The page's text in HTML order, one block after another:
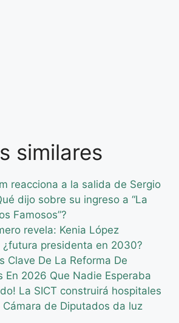
similares
reacciona a la salida de Sergio
dijo sobre su ingreso a “La
Famosos”?
revela: Kenia López
¿futura presidenta en 2030?
Clave De La Reforma De
En 2026 Que Nadie Esperaba
La SICT construirá hospitales
Cámara de Diputados da luz